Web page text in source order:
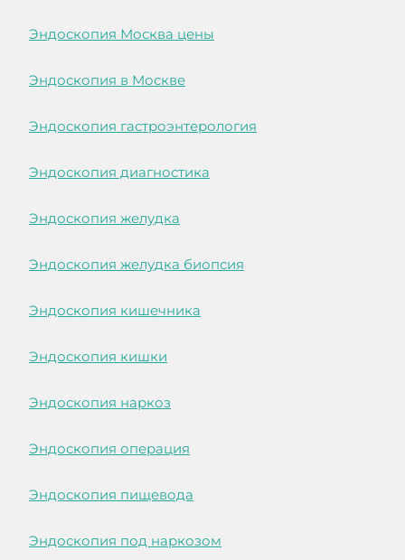
Эндоскопия Москва цены
Эндоскопия в Москве
Эндоскопия гастроэнтерология
Эндоскопия диагностика
Эндоскопия желудка
Эндоскопия желудка биопсия
Эндоскопия кишечника
Эндоскопия кишки
Эндоскопия наркоз
Эндоскопия операция
Эндоскопия пищевода
Эндоскопия под наркозом